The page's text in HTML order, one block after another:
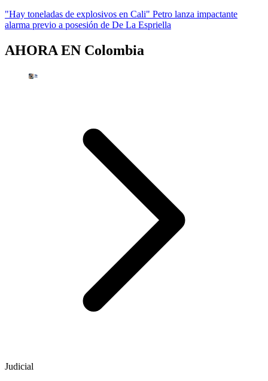
"Hay toneladas de explosivos en Cali" Petro lanza impactante
alarma previo a posesión de De La Espriella
AHORA EN Colombia
Judicial